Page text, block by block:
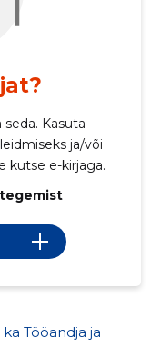
Kasuta
ja/või
kutse e-kirjaga.
Tööandja ja